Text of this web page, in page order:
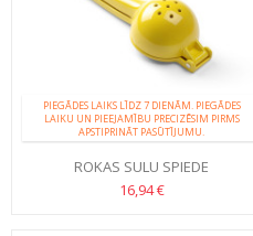
PIEGĀDES LAIKS LĪDZ 7 DIENĀM. PIEGĀDES
LAIKU UN PIEEJAMĪBU PRECIZĒSIM PIRMS
APSTIPRINĀT PASŪTĪJUMU.
ROKAS SULU SPIEDE
CITRUSAUGĻIEM
16,94 €